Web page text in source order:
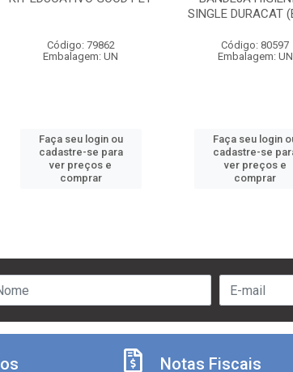
Código: 79862
Embalagem: UN
Faça seu login ou
cadastre-se para
ver preços e
comprar
SINGLE DURACAT
Código: 80597
Embalagem: UN
Faça seu login
cadastre-se
ver preços e
comprar
Notas Fiscais